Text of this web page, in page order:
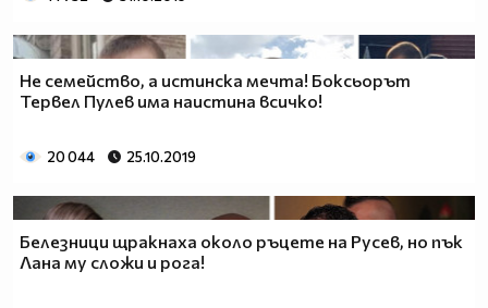
Не семейство, а истинска мечта! Боксьорът
Тервел Пулев има наистина всичко!
20 044 25.10.2019
Белезници щракнаха около ръцете на Русев, но пък
Лана му сложи и рога!